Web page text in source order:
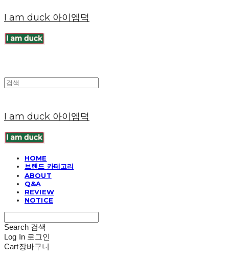
I am duck 아이엠덕
I am duck 아이엠덕
HOME
브랜드 카테고리
ABOUT
Q&A
REVIEW
NOTICE
Search 검색
Log In 로그인
Cart장바구니